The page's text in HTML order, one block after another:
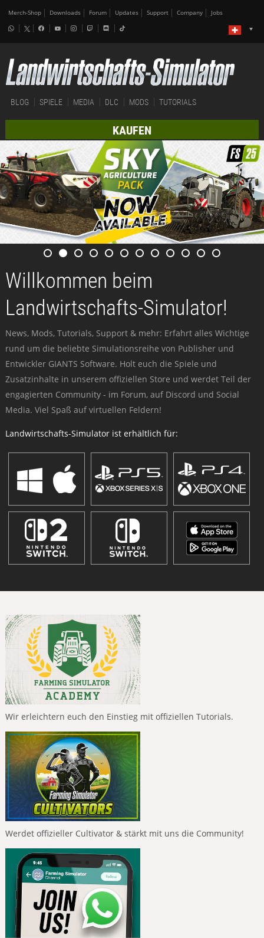
Merch-Shop Downloads Forum Updates Support Company Jobs
BLOG SPIELE MEDIA DLC MODS TUTORIALS
KAUFEN
Willkommen beim
Landwirtschafts-Simulator!
News, Mods, Tutorials, Support & mehr: Erfahrt alles Wichtige
rund um die beliebte Simulationsreihe von Publisher und
Entwickler GIANTS Software. Holt euch die Spiele und
Zusatzinhalte in unserem offiziellen Store und werdet Teil der
engagierten Community - im Forum, auf Discord und Social
Media. Viel Spaß auf virtuellen Feldern!
Landwirtschafts-Simulator ist erhältlich für:
Wir erleichtern euch den Einstieg mit offiziellen Tutorials.
Werdet offizieller Cultivator & stärkt mit uns die Community!